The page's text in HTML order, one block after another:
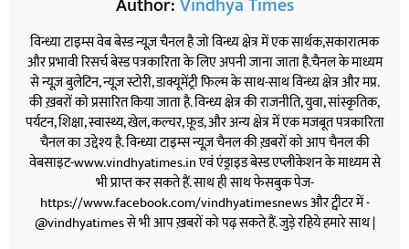
विन्ध्या टाइम्स वेब बेस्ड न्यूज़ चैनल है जो विन्ध्य क्षेत्र में एक सार्थक,सकारात्मक
और प्रभावी रिसर्च बेस्ड पत्रकारिता के लिए अपनी जाना जाता है.चैनल के माध्यम
से न्यूज़ बुलेटिन, न्यूज़ स्टोरी, डाक्यूमेंट्री फिल्म के साथ-साथ विन्ध्य क्षेत्र और मप्र.
की ख़बरों को प्रसारित किया जाता है. विन्ध्य क्षेत्र की राजनीति, युवा, सांस्कृतिक,
पर्यटन, शिक्षा, स्वास्थ्य, खेल, कल्चर, फ़ूड, और अन्य क्षेत्र में एक मजबूत पत्रकारिता
चैनल का उद्देश्य है. विन्ध्या टाइम्स न्यूज़ चैनल की ख़बरों को आप चैनल की
वेबसाइट-www.vindhyatimes.in एवं एंड्राइड बेस्ड एप्लीकेशन के माध्यम से
भी प्राप्त कर सकते हैं. साथ ही साथ फेसबुक पेज-
https://www.facebook.com/vindhyatimesnews और ट्वीटर में -
@vindhyatimes से भी आप ख़बरों को पढ़ सकते हैं. जुड़े रहिये हमारे साथ |